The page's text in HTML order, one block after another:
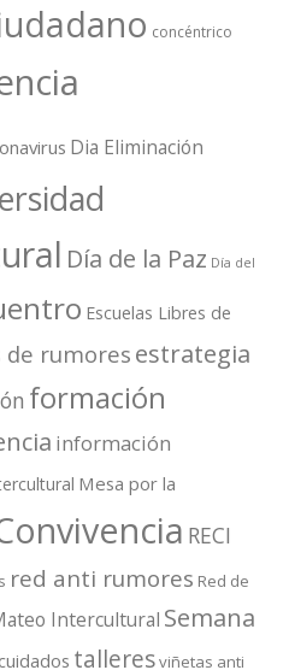
concéntrico
Dia Eliminación
Día de la Paz Día del
Escuelas Libres de
de rumores estrategia
formación
información
Mesa por la
RECI
red anti rumores Red de
Intercultural Semana
talleresviñetas anti